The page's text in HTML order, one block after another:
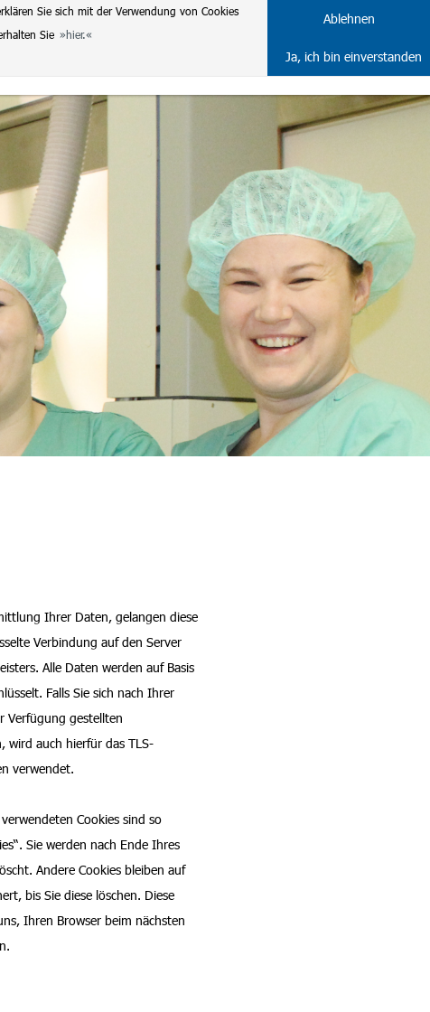
Sie sich mit der Verwendung von Cookies
Sie
hier.
Ablehnen
Ja, ich bin einverstanden
DE
Ihrer Daten, gelangen diese
Verbindung auf den Server
Alle Daten werden auf Basis
Falls Sie sich nach Ihrer
Verfügung gestellten
wird auch hierfür das TLS-
verwendet.
Cookies sind so
Sie werden nach Ende Ihres
Andere Cookies bleiben auf
bis Sie diese löschen. Diese
Ihren Browser beim nächsten